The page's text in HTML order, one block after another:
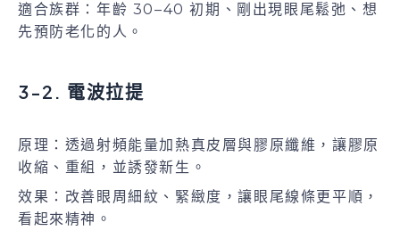
適合族群：年齡 30–40 初期、剛出現眼尾鬆弛、想
先預防老化的人。
3-2. 電波拉提
原理：透過射頻能量加熱真皮層與膠原纖維，讓膠原
收縮、重組，並誘發新生。
效果：改善眼周細紋、緊緻度，讓眼尾線條更平順，
看起來精神。